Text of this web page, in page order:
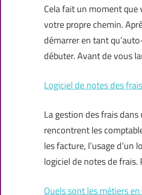
Cela fait un moment que
votre propre chemin.
démarrer en tant
débuter. Avant de vous
Logiciel de notes des
La gestion des frais
rencontrent les
les facture, l’usage d’un
logiciel de notes de
Quels sont les métiers